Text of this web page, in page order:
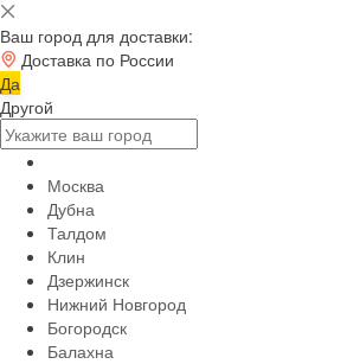
Ваш город для доставки:
Доставка по России
Да
Другой
Москва
Дубна
Талдом
Клин
Дзержинск
Нижний Новгород
Богородск
Балахна